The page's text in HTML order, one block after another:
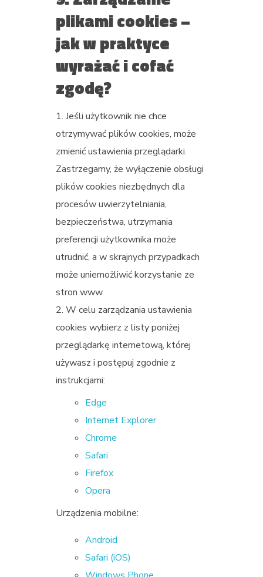
plikami cookies –
jak w praktyce
wyrażać i cofać
zgodę?
Jeśli użytkownik nie chce
otrzymywać plików cookies, może
zmienić ustawienia przeglądarki.
Zastrzegamy, że wyłączenie obsługi
plików cookies niezbędnych dla
procesów uwierzytelniania,
bezpieczeństwa, utrzymania
preferencji użytkownika może
utrudnić, a w skrajnych przypadkach
może uniemożliwić korzystanie ze
stron www
W celu zarządzania ustawienia
cookies wybierz z listy poniżej
przeglądarkę internetową, której
używasz i postępuj zgodnie z
instrukcjami:
Edge
Internet Explorer
Chrome
Safari
Firefox
Opera
Urządzenia mobilne:
Android
Safari (iOS)